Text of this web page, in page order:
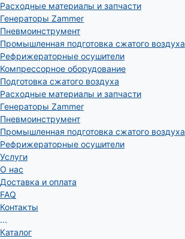
Расходные материалы и запчасти
Генераторы Zammer
Пневмоинструмент
Промышленная подготовка сжатого воздуха
Рефрижераторные осушители
Компрессорное оборудование
Подготовка сжатого воздуха
Расходные материалы и запчасти
Генераторы Zammer
Пневмоинструмент
Промышленная подготовка сжатого воздуха
Рефрижераторные осушители
Услуги
О нас
Доставка и оплата
FAQ
Контакты
...
Каталог